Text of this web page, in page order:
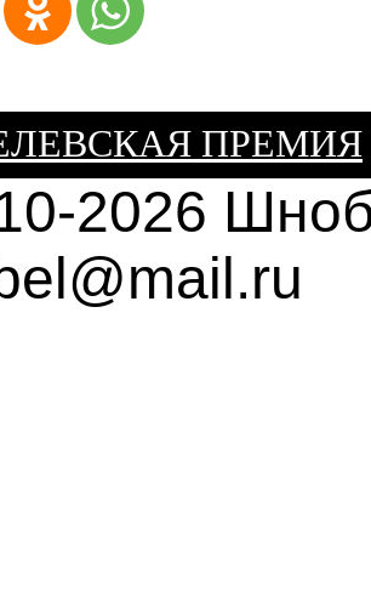
ПРЕМИЯ
2026